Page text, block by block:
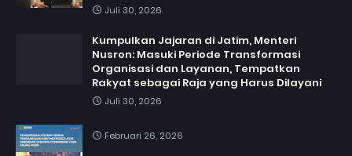
Juli 30, 2026
Kumpulkan Jajaran di Jatim, Menteri
Nusron: Masuki Periode Transformasi
Organisasi dan Layanan, Tempatkan
Rakyat sebagai Raja yang Harus Dilayani
Juli 30, 2026
Februari 26, 2026